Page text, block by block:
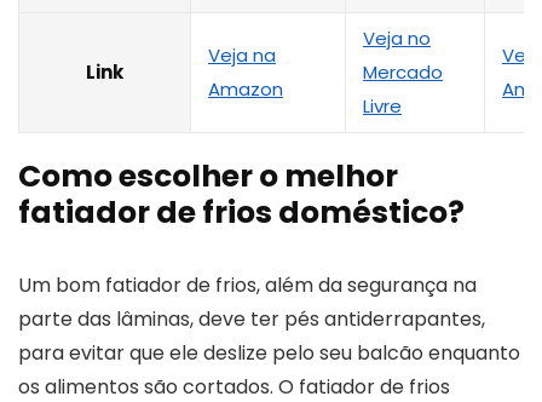
Link
Veja na
Amazon
Veja no
Mercado
Livre
Como escolher o melhor
fatiador de frios doméstico?
Um bom fatiador de frios, além da segurança na
parte das lâminas, deve ter pés antiderrapantes,
para evitar que ele deslize pelo seu balcão enquanto
os alimentos são cortados. O fatiador de frios